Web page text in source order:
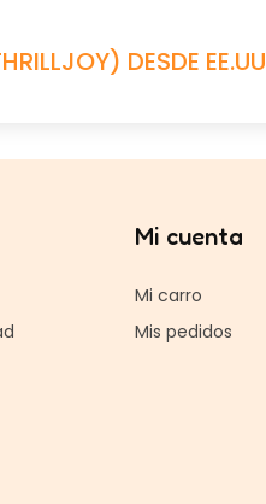
DESDE EE.UU
Mi cuenta
Mi carro
Mis pedidos